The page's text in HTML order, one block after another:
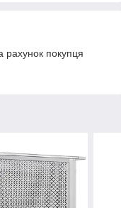
рахунок покупця